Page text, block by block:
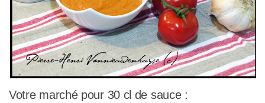
Votre marché pour 30 cl de sauce :